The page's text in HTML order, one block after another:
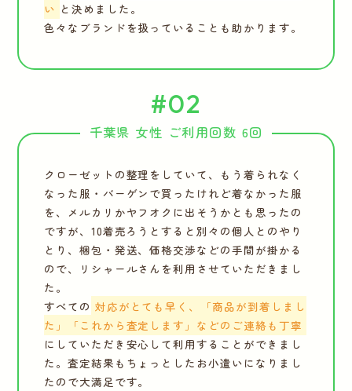
い と決めました。
色々なブランドを扱っていることも助かります。
#02
千葉県 女性 ご利用回数 6回
クローゼットの整理をしていて、もう着られなく
なった服・バーゲンで買ったけれど着なかった服
を、メルカリかヤフオクに出そうかとも思ったの
ですが、10着売ろうとすると別々の個人とのやり
とり、梱包・発送、価格交渉などの手間が掛かる
ので、リシャールさんを利用させていただきまし
た。
すべての 対応がとても早く、「商品が到着しまし
た」「これから査定します」などのご連絡も丁寧
にしていただき安心して利用することができまし
た。査定結果もちょっとしたお小遣いになりまし
たので大満足です。